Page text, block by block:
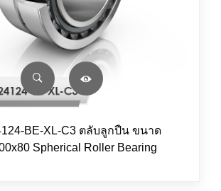
BE-XL-C3 ตลับลูกปืน ขนาด
Spherical Roller Bearing